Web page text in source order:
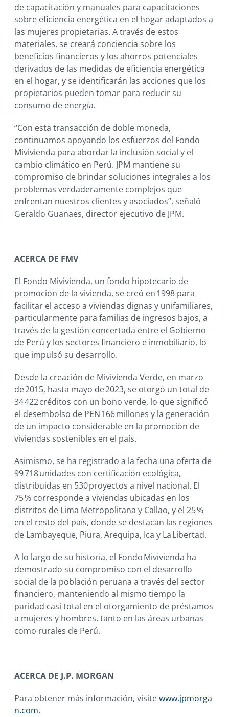
de capacitación y manuales para capacitaciones
sobre eficiencia energética en el hogar adaptados a
las mujeres propietarias. A través de estos
materiales, se creará conciencia sobre los
beneficios financieros y los ahorros potenciales
derivados de las medidas de eficiencia energética
en el hogar, y se identificarán las acciones que los
propietarios pueden tomar para reducir su
consumo de energía.
“Con esta transacción de doble moneda,
continuamos apoyando los esfuerzos del Fondo
Mivivienda para abordar la inclusión social y el
cambio climático en Perú. JPM mantiene su
compromiso de brindar soluciones integrales a los
problemas verdaderamente complejos que
enfrentan nuestros clientes y asociados”, señaló
Geraldo Guanaes, director ejecutivo de JPM.
ACERCA DE FMV
El Fondo Mivivienda, un fondo hipotecario de
promoción de la vivienda, se creó en 1998 para
facilitar el acceso a viviendas dignas y unifamiliares,
particularmente para familias de ingresos bajos, a
través de la gestión concertada entre el Gobierno
de Perú y los sectores financiero e inmobiliario, lo
que impulsó su desarrollo.
Desde la creación de Mivivienda Verde, en marzo
de 2015, hasta mayo de 2023, se otorgó un total de
34 422 créditos con un bono verde, lo que significó
el desembolso de PEN 166 millones y la generación
de un impacto considerable en la promoción de
viviendas sostenibles en el país.
Asimismo, se ha registrado a la fecha una oferta de
99 718 unidades con certificación ecológica,
distribuidas en 530 proyectos a nivel nacional. El
75 % corresponde a viviendas ubicadas en los
distritos de Lima Metropolitana y Callao, y el 25 %
en el resto del país, donde se destacan las regiones
de Lambayeque, Piura, Arequipa, Ica y La Libertad.
A lo largo de su historia, el Fondo Mivivienda ha
demostrado su compromiso con el desarrollo
social de la población peruana a través del sector
financiero, manteniendo al mismo tiempo la
paridad casi total en el otorgamiento de préstamos
a mujeres y hombres, tanto en las áreas urbanas
como rurales de Perú.
ACERCA DE J.P. MORGAN
Para obtener más información, visitewww.jpmorga
n.com.